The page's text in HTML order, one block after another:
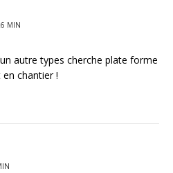
MIN
autre types cherche plate forme
chantier !